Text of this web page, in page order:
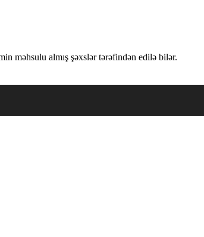
məhsulu almış şəxslər tərəfindən edilə bilər.